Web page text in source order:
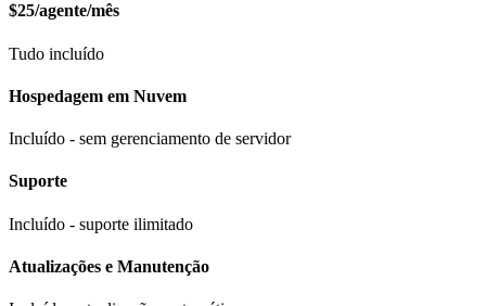
$25/agente/mês
Tudo incluído
Hospedagem em Nuvem
Incluído - sem gerenciamento de servidor
Suporte
Incluído - suporte ilimitado
Atualizações e Manutenção